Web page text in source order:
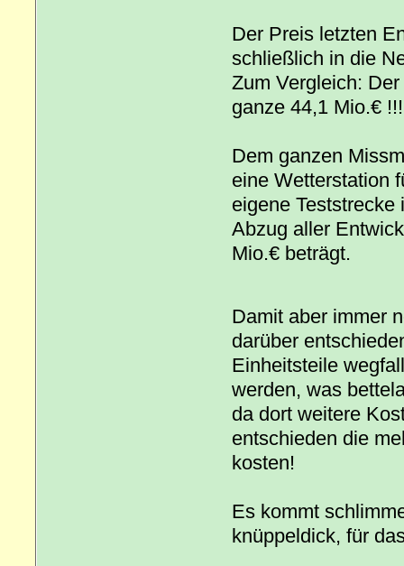
Der Preis letzten
schließlich in die
Zum Vergleich:
ganze 44,1 Mio.€ !!!
Dem ganzen
eine Wetterstation
eigene
Abzug aller
Mio.€ beträgt.
Damit aber immer
darüber
Einheitsteile
werden, was
da dort weitere
entschieden die
kosten!
Es kommt
knüppeldick, für